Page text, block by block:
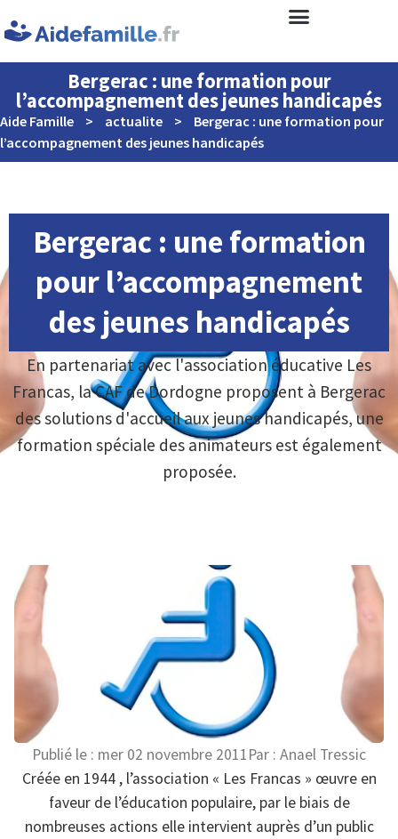
Bergerac : une formation pour
l’accompagnement des jeunes handicapés
Aide Famille > actualite >
Bergerac : une formation pour
l’accompagnement des jeunes handicapés
Bergerac : une formation
pour l’accompagnement
des jeunes handicapés
En partenariat avec l'association éducative Les
Francas, la CAF de Dordogne proposent à Bergerac
des solutions d'accueil aux jeunes handicapés, une
formation spéciale des animateurs est également
proposée.
Publié le : mer 02 novembre 2011Par : Anael Tressic
Créée en 1944 , l’association « Les Francas » œuvre en
faveur de l’éducation populaire, par le biais de
nombreuses actions elle intervient auprès d’un public